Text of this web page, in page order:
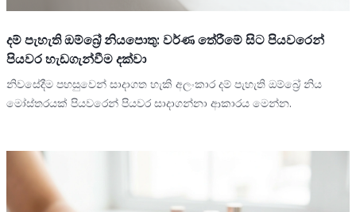
දම් පැහැති ඔම්බ්‍රේ නියපොතු: වර්ණ තේරීමේ සිට පියවරෙන්
පියවර හැඩගැන්වීම දක්වා
නිවසේදීම පහසුවෙන් සාදාගත හැකි අලංකාර දම් පැහැති ඔම්බ්‍රේ නිය
මෝස්තරයක් පියවරෙන් පියවර සාදාගන්නා ආකාරය මෙන්න.